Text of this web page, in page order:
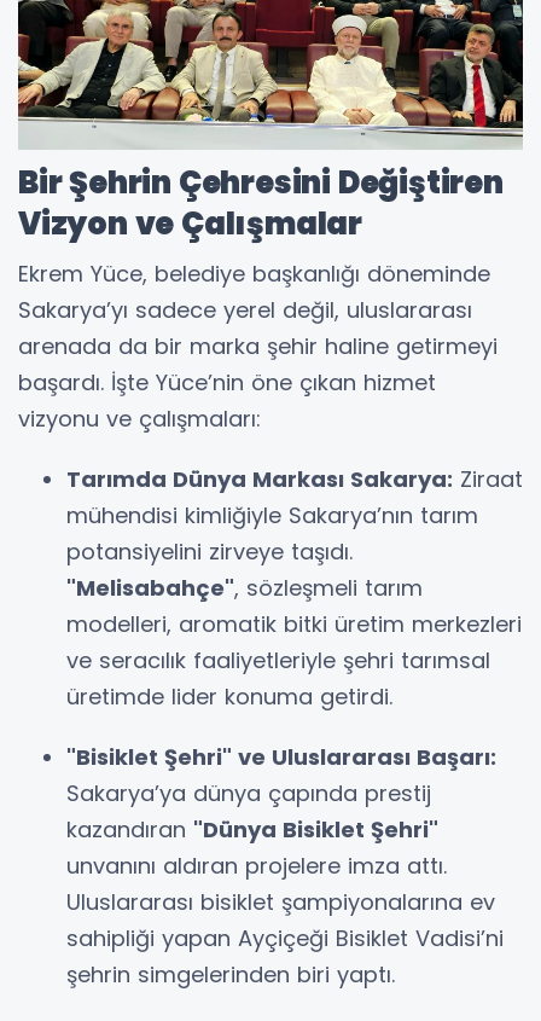
Bir Şehrin Çehresini Değiştiren
Vizyon ve Çalışmalar
Ekrem Yüce, belediye başkanlığı döneminde
Sakarya’yı sadece yerel değil, uluslararası
arenada da bir marka şehir haline getirmeyi
başardı. İşte Yüce’nin öne çıkan hizmet
vizyonu ve çalışmaları:
Tarımda Dünya Markası Sakarya: Ziraat
mühendisi kimliğiyle Sakarya’nın tarım
potansiyelini zirveye taşıdı.
"Melisabahçe", sözleşmeli tarım
modelleri, aromatik bitki üretim merkezleri
ve seracılık faaliyetleriyle şehri tarımsal
üretimde lider konuma getirdi.
"Bisiklet Şehri" ve Uluslararası Başarı:
Sakarya’ya dünya çapında prestij
kazandıran "Dünya Bisiklet Şehri"
unvanını aldıran projelere imza attı.
Uluslararası bisiklet şampiyonalarına ev
sahipliği yapan Ayçiçeği Bisiklet Vadisi’ni
şehrin simgelerinden biri yaptı.